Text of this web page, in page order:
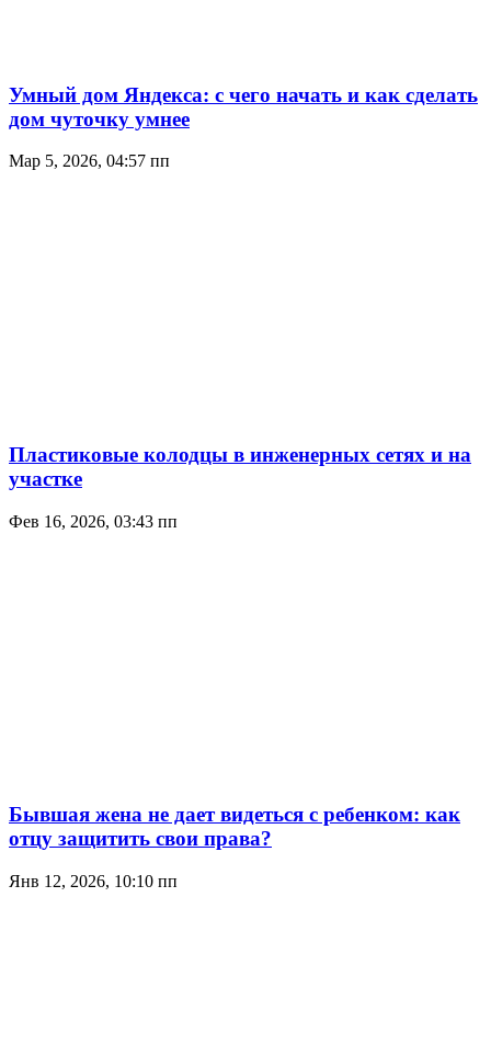
Умный дом Яндекса: с чего начать и как сделать
дом чуточку умнее
Мар 5, 2026, 04:57 пп
Пластиковые колодцы в инженерных сетях и на
участке
Фев 16, 2026, 03:43 пп
Бывшая жена не дает видеться с ребенком: как
отцу защитить свои права?
Янв 12, 2026, 10:10 пп